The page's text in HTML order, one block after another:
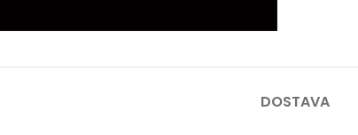
DOSTAVA